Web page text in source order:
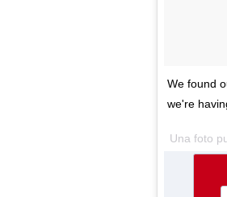
We found
we're
Una foto